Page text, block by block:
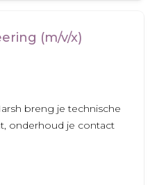
(m/v/x)
breng je technische
onderhoud je contact